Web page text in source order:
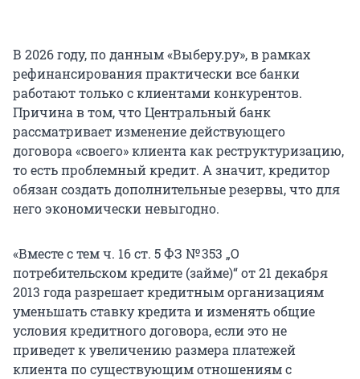
В 2026 году, по данным «Выберу.ру», в рамках
рефинансирования практически все банки
работают только с клиентами конкурентов.
Причина в том, что Центральный банк
рассматривает изменение действующего
договора «своего» клиента как реструктуризацию,
то есть проблемный кредит. А значит, кредитор
обязан создать дополнительные резервы, что для
него экономически невыгодно.
«Вместе с тем ч. 16 ст. 5 ФЗ № 353 „О
потребительском кредите (займе)“ от 21 декабря
2013 года разрешает кредитным организациям
уменьшать ставку кредита и изменять общие
условия кредитного договора, если это не
приведет к увеличению размера платежей
клиента по существующим отношениям с